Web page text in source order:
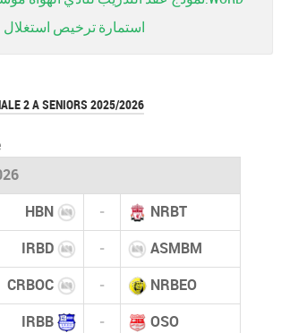
استمارة ترخيص
2 A SENIORS 2025/2026
HBN - NRBT
IRBD - ASMBM
CRBOC - NRBEO
IRBB - OSO